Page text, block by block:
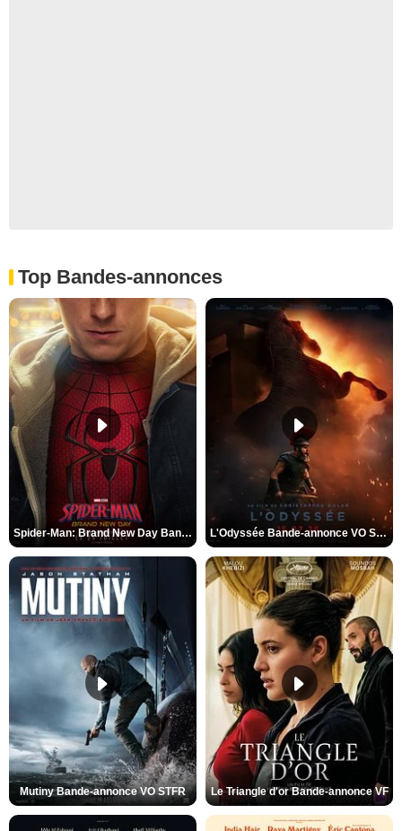
Top Bandes-annonces
Spider-Man: Brand New Day Bande-annonce VO STFR L'Odyssée Bande-annonce VO STFR
Mutiny Bande-annonce VO STFR Le Triangle d'or Bande-annonce VF